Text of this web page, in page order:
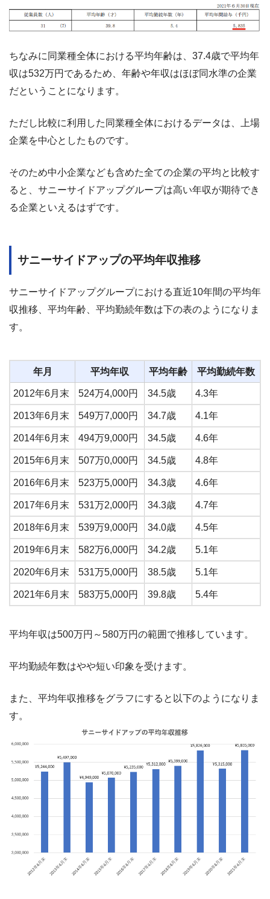
ちなみに同業種全体における平均年齢は、37.4歳で平均年
収は532万円であるため、年齢や年収はほぼ同水準の企業
だということになります。
ただし比較に利用した同業種全体におけるデータは、上場
企業を中心としたものです。
そのため中小企業なども含めた全ての企業の平均と比較す
ると、サニーサイドアップグループは高い年収が期待でき
る企業といえるはずです。
サニーサイドアップの平均年収推移
サニーサイドアップグループにおける直近10年間の平均年
収推移、平均年齢、平均勤続年数は下の表のようになりま
す。
年月 平均年収 平均年齢 平均勤続年数
2012年6月末 524万4,000円 34.5歳 4.3年
2013年6月末 549万7,000円 34.7歳 4.1年
2014年6月末 494万9,000円 34.5歳 4.6年
2015年6月末 507万0,000円 34.5歳 4.8年
2016年6月末 523万5,000円 34.3歳 4.6年
2017年6月末 531万2,000円 34.3歳 4.7年
2018年6月末 539万9,000円 34.0歳 4.5年
2019年6月末 582万6,000円 34.2歳 5.1年
2020年6月末 531万5,000円 38.5歳 5.1年
2021年6月末 583万5,000円 39.8歳 5.4年
平均年収は500万円～580万円の範囲で推移しています。
平均勤続年数はやや短い印象を受けます。
また、平均年収推移をグラフにすると以下のようになりま
す。